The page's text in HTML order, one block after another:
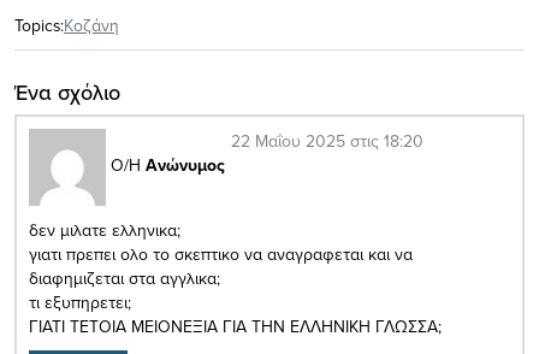
Topics:Κοζάνη
Ένα σχόλιο
Ο/Η Ανώνυμος
22 Μαΐου 2025 στις 18:20
δεν μιλατε ελληνικα;
γιατι πρεπει ολο το σκεπτικο να αναγραφεται και να
διαφημιζεται στα αγγλικα;
τι εξυπηρετει;
ΓΙΑΤΙ ΤΕΤΟΙΑ ΜΕΙΟΝΕΞΙΑ ΓΙΑ ΤΗΝ ΕΛΛΗΝΙΚΗ ΓΛΩΣΣΑ;